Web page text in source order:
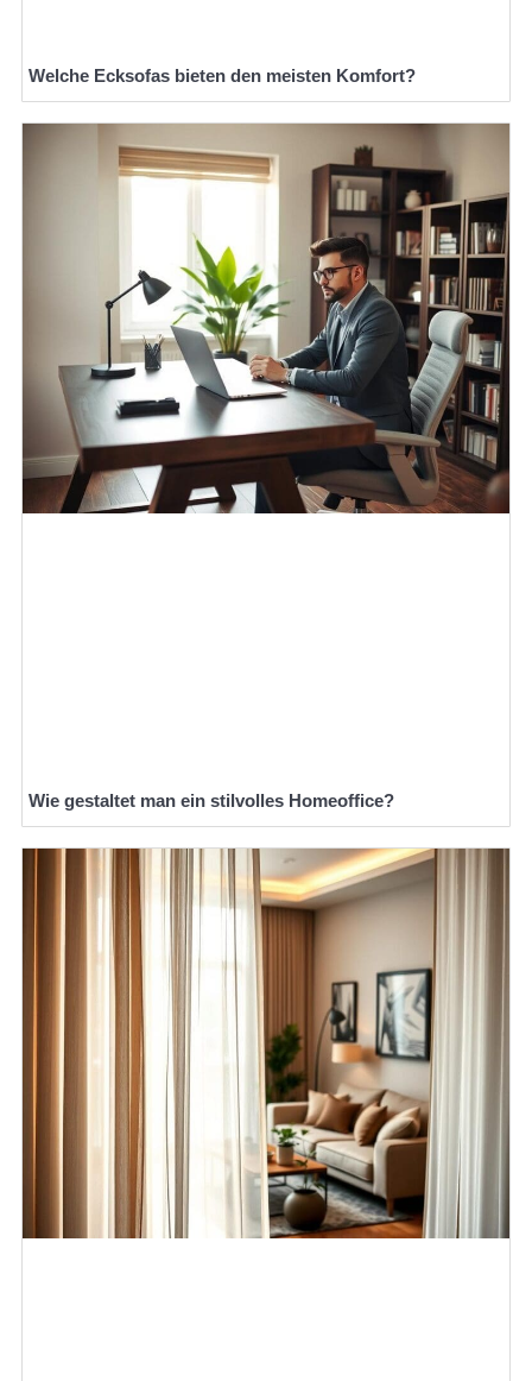
Welche Ecksofas bieten den meisten Komfort?
Wie gestaltet man ein stilvolles Homeoffice?